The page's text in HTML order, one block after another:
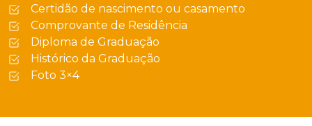
Certidão de nascimento ou casamento
Comprovante de Residência
Diploma de Graduação
Histórico da Graduação
Foto 3×4